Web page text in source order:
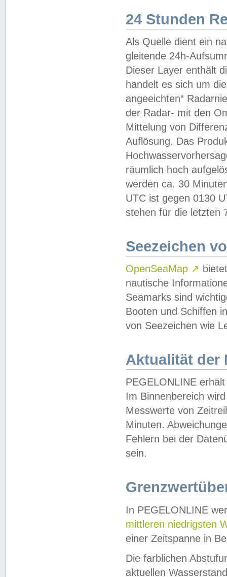
24 Stunden
Als Quelle dient ein
gleitende 24h-
Dieser Layer enthält
handelt es sich um
angeeichten“
der Radar- mit den
Mittelung von
Auflösung. Das
räumlich hoch
werden ca. 30
UTC ist gegen 0130
stehen für die letzten
Seezeichen
OpenSeaMap ↗
nautische
Seamarks sind
Booten und Schiffen
von Seezeichen wie
Aktualität der
PEGELONLINE
Im Binnenbereich
Messwerte von
Minuten.
Fehlern bei der
sein.
In PEGELONLINE
mittleren niedrigsten
einer Zeitspanne in
Die farblichen
aktuellen